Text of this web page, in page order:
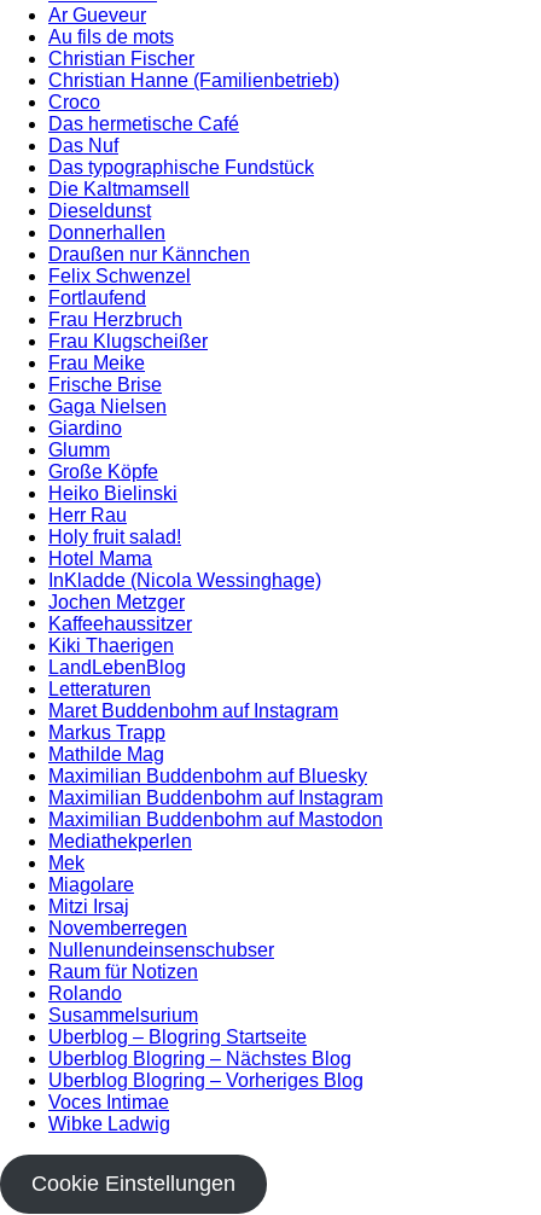
Ar Gueveur
Au fils de mots
Christian Fischer
Christian Hanne (Familienbetrieb)
Croco
Das hermetische Café
Das Nuf
Das typographische Fundstück
Die Kaltmamsell
Dieseldunst
Donnerhallen
Draußen nur Kännchen
Felix Schwenzel
Fortlaufend
Frau Herzbruch
Frau Klugscheißer
Frau Meike
Frische Brise
Gaga Nielsen
Giardino
Glumm
Große Köpfe
Heiko Bielinski
Herr Rau
Holy fruit salad!
Hotel Mama
InKladde (Nicola Wessinghage)
Jochen Metzger
Kaffeehaussitzer
Kiki Thaerigen
LandLebenBlog
Letteraturen
Maret Buddenbohm auf Instagram
Markus Trapp
Mathilde Mag
Maximilian Buddenbohm auf Bluesky
Maximilian Buddenbohm auf Instagram
Maximilian Buddenbohm auf Mastodon
Mediathekperlen
Mek
Miagolare
Mitzi Irsaj
Novemberregen
Nullenundeinsenschubser
Raum für Notizen
Rolando
Susammelsurium
Uberblog – Blogring Startseite
Uberblog Blogring – Nächstes Blog
Uberblog Blogring – Vorheriges Blog
Voces Intimae
Wibke Ladwig
Cookie Einstellungen